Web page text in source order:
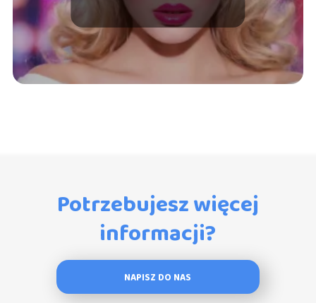
Potrzebujesz więcej
informacji?
NAPISZ DO NAS